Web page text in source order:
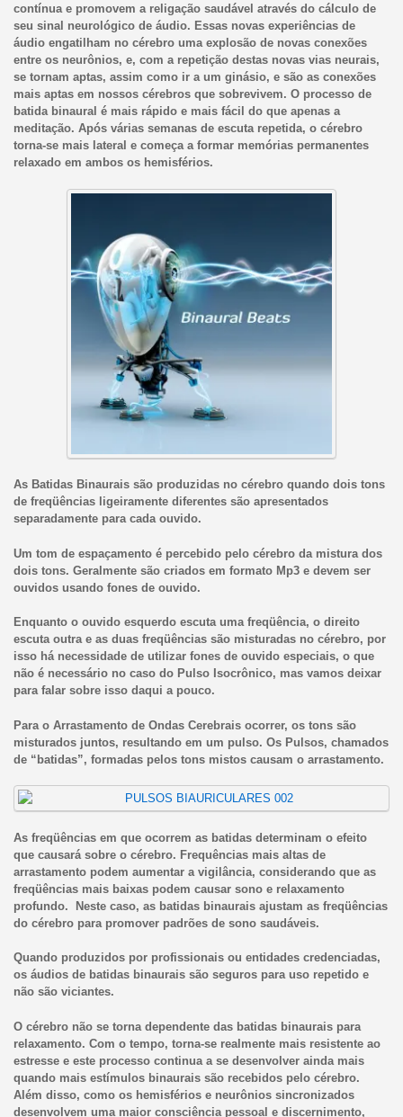
contínua e promovem a religação saudável através do cálculo de
seu sinal neurológico de áudio. Essas novas experiências de
áudio engatilham no cérebro uma explosão de novas conexões
entre os neurônios, e, com a repetição destas novas vias neurais,
se tornam aptas, assim como ir a um ginásio, e são as conexões
mais aptas em nossos cérebros que sobrevivem. O processo de
batida binaural é mais rápido e mais fácil do que apenas a
meditação. Após várias semanas de escuta repetida, o cérebro
torna-se mais lateral e começa a formar memórias permanentes
relaxado em ambos os hemisférios.
As Batidas Binaurais são produzidas no cérebro quando dois tons
de freqüências ligeiramente diferentes são apresentados
separadamente para cada ouvido.
Um tom de espaçamento é percebido pelo cérebro da mistura dos
dois tons. Geralmente são criados em formato Mp3 e devem ser
ouvidos usando fones de ouvido.
Enquanto o ouvido esquerdo escuta uma freqüência, o direito
escuta outra e as duas freqüências são misturadas no cérebro, por
isso há necessidade de utilizar fones de ouvido especiais, o que
não é necessário no caso do Pulso Isocrônico, mas vamos deixar
para falar sobre isso daqui a pouco.
Para o Arrastamento de Ondas Cerebrais ocorrer, os tons são
misturados juntos, resultando em um pulso. Os Pulsos, chamados
de “batidas”, formadas pelos tons mistos causam o arrastamento.
As freqüências em que ocorrem as batidas determinam o efeito
que causará sobre o cérebro. Frequências mais altas de
arrastamento podem aumentar a vigilância, considerando que as
freqüências mais baixas podem causar sono e relaxamento
profundo. Neste caso, as batidas binaurais ajustam as freqüências
do cérebro para promover padrões de sono saudáveis.
Quando produzidos por profissionais ou entidades credenciadas,
os áudios de batidas binaurais são seguros para uso repetido e
não são viciantes.
O cérebro não se torna dependente das batidas binaurais para
relaxamento. Com o tempo, torna-se realmente mais resistente ao
estresse e este processo continua a se desenvolver ainda mais
quando mais estímulos binaurais são recebidos pelo cérebro.
Além disso, como os hemisférios e neurônios sincronizados
desenvolvem uma maior consciência pessoal e discernimento,